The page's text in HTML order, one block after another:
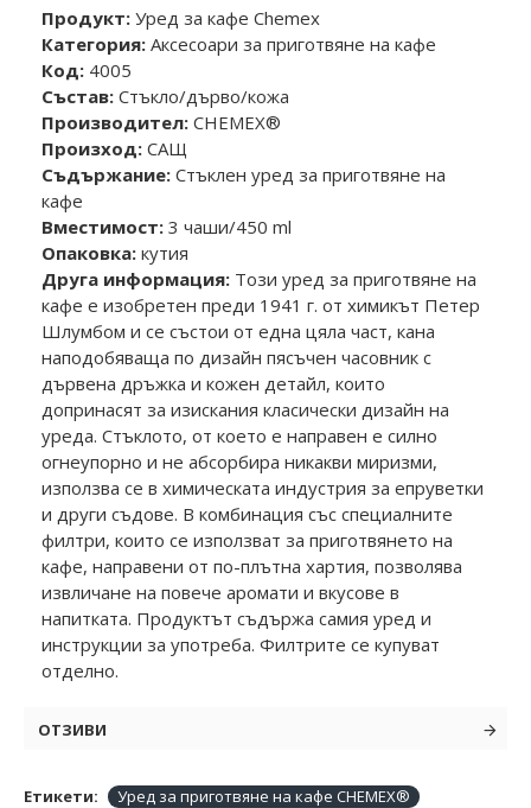
Продукт: Уред за кафе Chemex
Категория: Аксесоари за приготвяне на кафе
Код: 4005
Състав: Стъкло/дърво/кожа
Производител: CHEMEX®
Произход: САЩ
Съдържание: Стъклен уред за приготвяне на
кафе
Вместимост: 3 чаши/450 ml
Опаковка: кутия
Друга информация: Този уред за приготвяне на
кафе е изобретен преди 1941 г. от химикът Петер
Шлумбом и се състои от една цяла част, кана
наподобяваща по дизайн пясъчен часовник с
дървена дръжка и кожен детайл, които
допринасят за изискания класически дизайн на
уреда. Стъклото, от което е направен е силно
огнеупорно и не абсорбира никакви миризми,
използва се в химическата индустрия за епруветки
и други съдове. В комбинация със специалните
филтри, които се използват за приготвянето на
кафе, направени от по-плътна хартия, позволява
извличане на повече аромати и вкусове в
напитката. Продуктът съдържа самия уред и
инструкции за употреба. Филтрите се купуват
отделно.
ОТЗИВИ
Етикети:
Уред за приготвяне на кафе CHEMEX®